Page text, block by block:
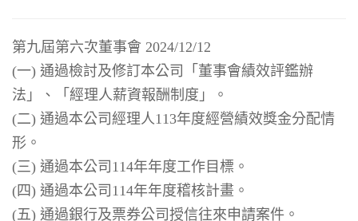
第九屆第六次董事會 2024/12/12
(一) 通過檢討及修訂本公司「董事會績效評鑑辦
法」、「經理人薪資報酬制度」。
(二) 通過本公司經理人113年度經營績效獎金分配情
形。
(三) 通過本公司114年年度工作目標。
(四) 通過本公司114年年度稽核計畫。
(五) 通過銀行及票券公司授信往來申請案件。